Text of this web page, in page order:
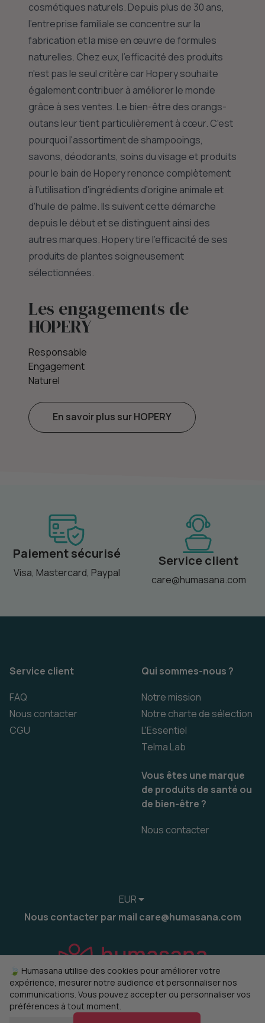
cosmétiques naturels. Depuis plus de 30 ans,
l'entreprise familiale se concentre sur la
fabrication et la mise en œuvre de formules
naturelles. Chez eux, l'efficacité des produits
n'est pas le seul critère car Hopery souhaite
également contribuer à améliorer le monde
grâce à ses ventes. Le bien-être des orangs-
outans leur tient particulièrement à cœur. C'est
pourquoi l'assortiment de shampooings,
savons, déodorants, soins du visage et produits
pour le bain de Hopery renonce complètement
à l'utilisation d'ingrédients d'origine animale et
d'huile de palme. Ils suivent cette démarche
depuis le début et se distinguent ainsi des
autres marques. Hopery tire l'efficacité de ses
produits de plantes soigneusement
sélectionnées.
Les engagements de
HOPERY
Responsable
Engagement
Naturel
En savoir plus sur HOPERY
Paiement sécurisé
Visa, Mastercard, Paypal
Service client
care@humasana.com
Service client
FAQ
Nous contacter
CGU
Qui sommes-nous ?
Notre mission
Notre charte de sélection
L'Essentiel
Telma Lab
Vous êtes une marque
de produits de santé ou
de bien-être ?
Nous contacter
EUR
Nous contacter par mail care@humasana.com
🍃 Humasana utilise des cookies pour améliorer votre
expérience, mesurer notre audience et personnaliser nos
communications. Vous pouvez accepter ou personnaliser vos
préférences à tout moment.